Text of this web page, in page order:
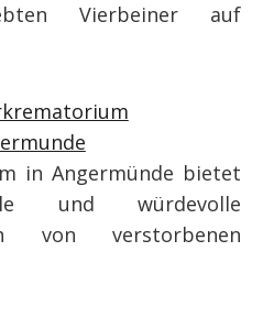
Vierbeiner auf
in Angermünde bietet
und würdevolle
von verstorbenen